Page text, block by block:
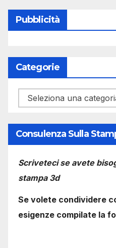
Pubblicità
Categorie
Categorie
Consulenza Sulla
Scriveteci se avete
stampa 3d
Se volete condividere
esigenze compilate la